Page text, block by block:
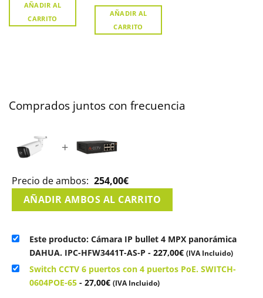
AÑADIR AL
CARRITO
AÑADIR AL
CARRITO
Comprados juntos con frecuencia
+
Precio de ambos: 254,00€
AÑADIR AMBOS AL CARRITO
Este producto: Cámara IP bullet 4 MPX panorámica
DAHUA. IPC-HFW3441T-AS-P - 227,00€ (IVA Incluido)
Switch CCTV 6 puertos con 4 puertos PoE. SWITCH-
0604POE-65 - 27,00€ (IVA Incluido)